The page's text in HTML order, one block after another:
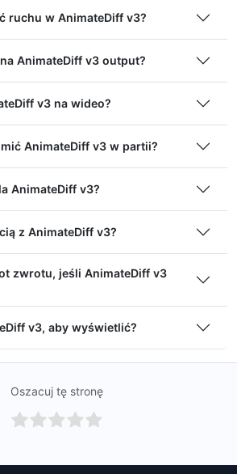
ruchu w AnimateDiff v3?
AnimateDiff v3 output?
v3 na wideo?
AnimateDiff v3 w partii?
AnimateDiff v3?
z AnimateDiff v3?
zwrotu, jeśli AnimateDiff v3
v3, aby wyświetlić?
Oszacuj tę stronę